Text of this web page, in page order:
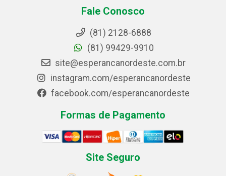
Fale Conosco
(81) 2128-6888
(81) 99429-9910
site@esperancanordeste.com.br
instagram.com/esperancanordeste
facebook.com/esperancanordeste
Formas de Pagamento
Site Seguro